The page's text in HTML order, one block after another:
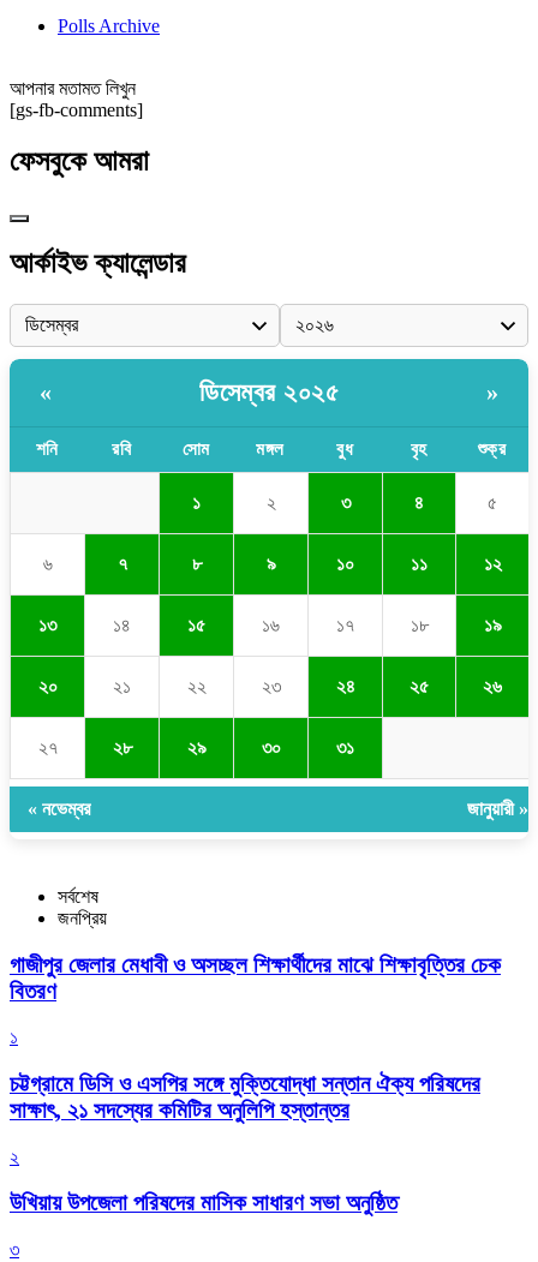
Polls Archive
আপনার মতামত লিখুন
[gs-fb-comments]
ফেসবুকে আমরা
আর্কাইভ ক্যালেন্ডার
« ডিসেম্বর ২০২৫ »
শনি রবি সোম মঙ্গল বুধ বৃহ শুক্র
১ ২ ৩ ৪ ৫
৬ ৭ ৮ ৯ ১০ ১১ ১২
১৩ ১৪ ১৫ ১৬ ১৭ ১৮ ১৯
২০ ২১ ২২ ২৩ ২৪ ২৫ ২৬
২৭ ২৮ ২৯ ৩০ ৩১
« নভেম্বর জানুয়ারী »
সর্বশেষ
জনপ্রিয়
গাজীপুর জেলার মেধাবী ও অসচ্ছল শিক্ষার্থীদের মাঝে শিক্ষাবৃত্তির চেক
বিতরণ
১
চট্টগ্রামে ডিসি ও এসপির সঙ্গে মুক্তিযোদ্ধা সন্তান ঐক্য পরিষদের
সাক্ষাৎ, ২১ সদস্যের কমিটির অনুলিপি হস্তান্তর
২
উখিয়ায় উপজেলা পরিষদের মাসিক সাধারণ সভা অনুষ্ঠিত
৩